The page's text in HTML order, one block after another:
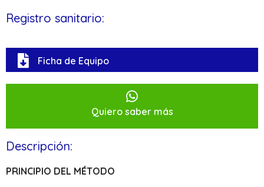
Registro sanitario:
Ficha de Equipo
Quiero saber más
Descripción:
PRINCIPIO DEL MÉTODO